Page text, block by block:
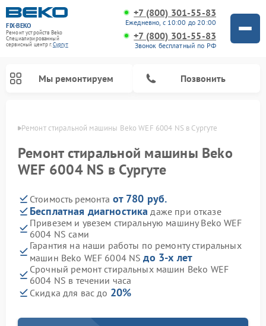
FIX-BEKO
Ремонт устройств Beko
Специализированный
cервисный центр г.Сургут
+7 (800) 301-55-83
Ежедневно, с 10:00 до 20:00
+7 (800) 301-55-83
Звонок бесплатный по РФ
Мы ремонтируем Позвонить
Ремонт стиральной машины Beko WEF 6004 NS в Сургуте
Ремонт стиральной машины Beko
WEF 6004 NS в Сургуте
Стоимость ремонта от 780 руб.
Бесплатная диагностика даже при отказе
Привезем и увезем стиральную машину Beko WEF
6004 NS сами
Гарантия на наши работы по ремонту стиральных
машин Beko WEF 6004 NSдо 3-х лет
Срочный ремонт стиральных машин Beko WEF
6004 NS в течении часа
Скидка для вас до 20%